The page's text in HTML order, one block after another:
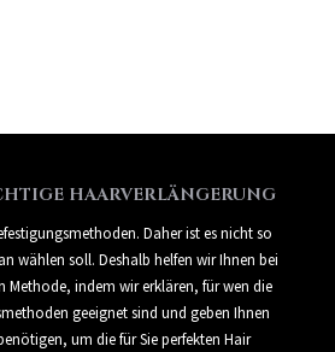
HAARVERLÄNGERUNG
Daher ist es nicht so
wählen soll. Deshalb helfen wir Ihnen bei
Methode, indem wir erklären, für wen die
geeignet sind und geben Ihnen
um die für Sie perfekten Hair